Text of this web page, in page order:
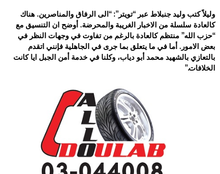
وليلاً كتب وليد جنبلاط عبر “تويتر”: “الى الرفاق والمناصرين. هناك
كالعادة سلسلة من الاخبار الغريبة والمحرضة. أوضح ان التنسيق ‏مع
“حزب الله” منتظم كالعادة بالرغم من تفاوت في وجهات النظر في
بعض الامور. أما في ما يتعلق بما جرى في الجاهلية فإنني اتقدم
‏بالتعازي بالشهيد محمد أبو دياب، وكلنا في خدمة أمن الجبل ايا كانت
الخلافات‎”.‎